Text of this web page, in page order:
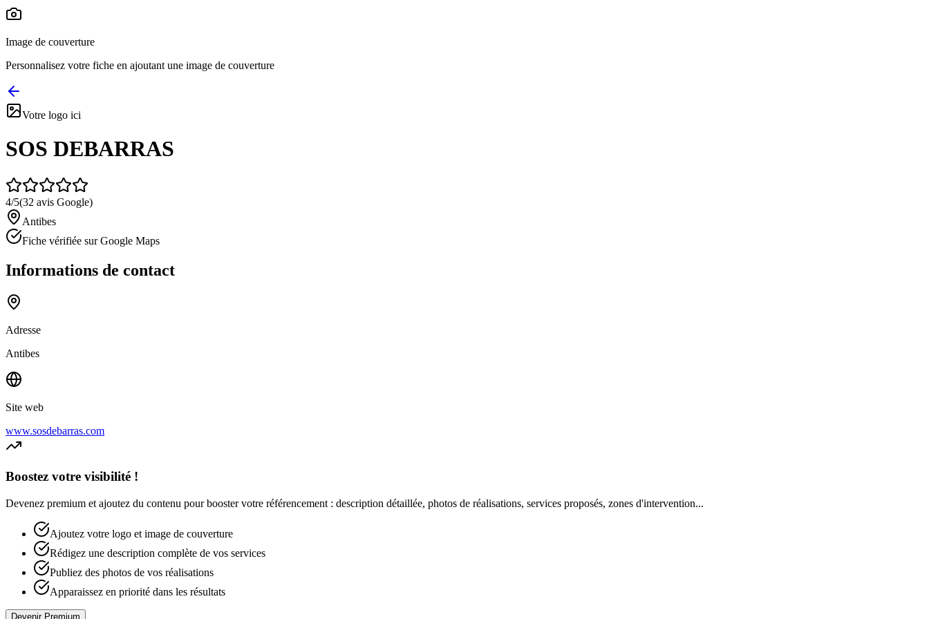
Image de couverture
Personnalisez votre fiche en ajoutant une image de couverture
Votre logo ici
SOS DEBARRAS
4/5(32 avis Google)
Antibes
Fiche vérifiée sur Google Maps
Informations de contact
Adresse
Antibes
Site web
www.sosdebarras.com
Boostez votre visibilité !
Devenez premium et ajoutez du contenu pour booster votre référencement : description détaillée, photos de réalisations, services proposés, zones d'intervention...
Ajoutez votre logo et image de couverture
Rédigez une description complète de vos services
Publiez des photos de vos réalisations
Apparaissez en priorité dans les résultats
Devenir Premium